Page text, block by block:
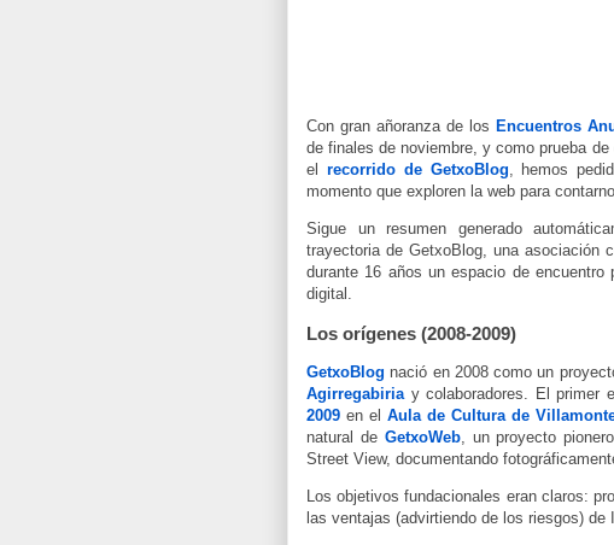
Con gran añoranza de los Encuentros
de finales de noviembre, y como prueba
el recorrido de GetxoBlog, hemos
momento que exploren la web para
Sigue un resumen generado
trayectoria de GetxoBlog, una asociación
durante 16 años un espacio de
digital.
Los orígenes (2008-2009)
GetxoBlog nació en 2008 como un
Agirregabiriay colaboradores. El primer
2009 en el Aula de Cultura de
natural de GetxoWeb, un proyecto
Street View, documentando
Los objetivos fundacionales eran claros:
las ventajas (advirtiendo de los riesgos) de